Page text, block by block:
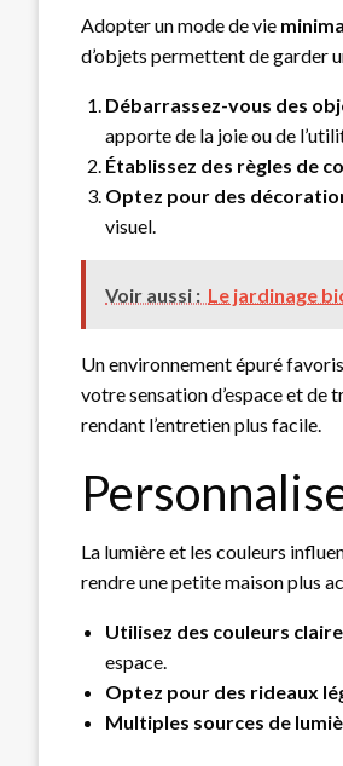
Adopter un mode de vie
d’objets permettent de garder
Débarrassez-vous des
apporte de la joie ou de
Établissez des règles de
Optez pour des
visuel.
Voir aussi : Le jardinage
Un environnement épuré
votre sensation d’espace et
rendant l’entretien plus facile.
La lumière et les couleurs
rendre une petite maison plus
Utilisez des couleurs
espace.
Optez pour des rideaux
Multiples sources de